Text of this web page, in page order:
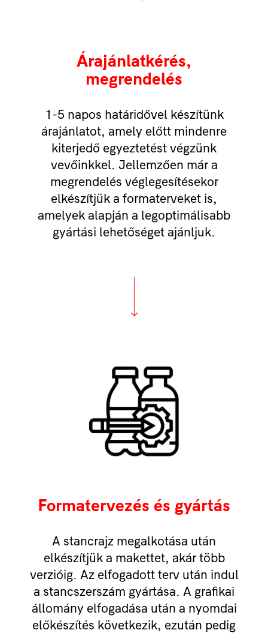
Árajánlatkérés,
megrendelés
1-5 napos határidővel készítünk
árajánlatot, amely előtt mindenre
kiterjedő egyeztetést végzünk
vevőinkkel. Jellemzően már a
megrendelés véglegesítésekor
elkészítjük a formaterveket is,
amelyek alapján a legoptimálisabb
gyártási lehetőséget ajánljuk.
Formatervezés és gyártás
A stancrajz megalkotása után
elkészítjük a makettet, akár több
verzióig. Az elfogadott terv után indul
a stancszerszám gyártása. A grafikai
állomány elfogadása után a nyomdai
előkészítés következik, ezután pedig